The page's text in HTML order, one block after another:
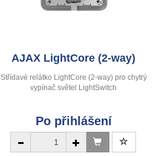
AJAX LightCore (2-way)
Střídavé relátko LightCore (2-way) pro chytrý
vypínač světel LightSwitch
Po přihlášení